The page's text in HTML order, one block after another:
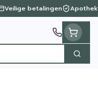
Veilige betalingen
Zoek